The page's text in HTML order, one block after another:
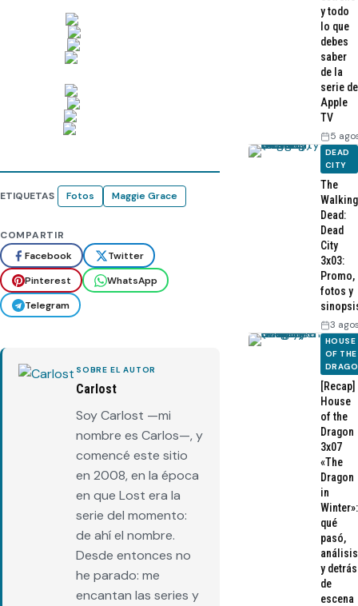
ETIQUETAS Fotos Maggie Grace
COMPARTIR
Facebook
Twitter
Pinterest
WhatsApp
Telegram
SOBRE EL AUTOR
Carlost
Soy Carlost —mi
nombre es Carlos—, y
comencé este sitio
en 2008, en la época
en que Lost era la
serie del momento:
de ahí el nombre.
Desde entonces no
he parado: me
encantan las series y
y todo
lo que
debes
saber
de la
serie de
Apple
TV
5
DEAD
CITY
The
Walking
Dead:
Dead
City
3x03:
Promo,
fotos y
3
HOUSE
OF THE
[Recap]
House
of the
Dragon
3x07
«The
Dragon
in
Winter»:
qué
pasó,
análisis
y detrás
de
escena